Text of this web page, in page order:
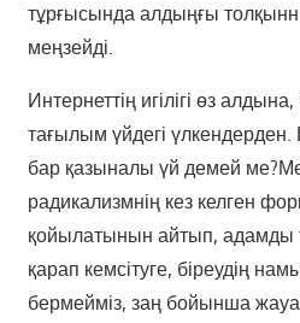
тұрғысында алдыңғы
меңзейді.
Интернеттің игілігі өз
тағылым үйдегі
бар қазыналы үй демей
радикализмнің кез келген
қойылатынын айтып, адамды
қарап кемсітуге, біреудің
бермейміз, заң бойынша